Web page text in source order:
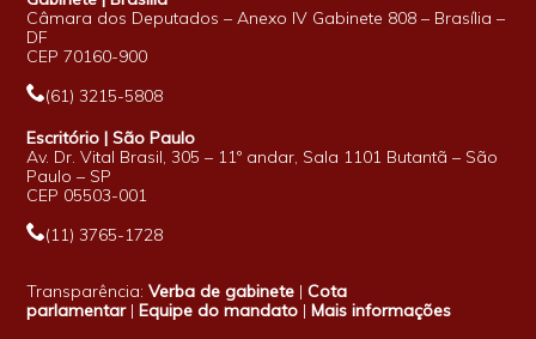
Câmara dos Deputados – Anexo IV Gabinete 808 – Brasília –
DF
CEP 70160-900
(61) 3215-5808
Escritório | São Paulo
Av. Dr. Vital Brasil, 305 – 11º andar, Sala 1101 Butantã – São
Paulo – SP
CEP 05503-001
(11) 3765-1728
Transparência:Verba de gabinete |Cota
parlamentar|Equipe do mandato |Mais informações